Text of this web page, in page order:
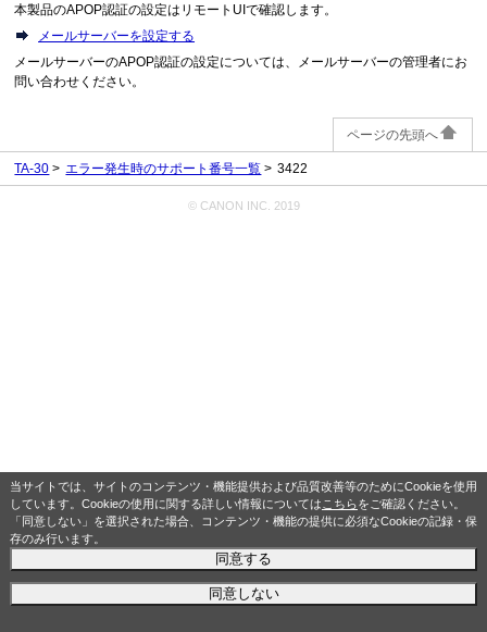
当サイトでは、サイトのコンテンツ・機能提供および品質改善等のためにCookieを使用
しています。Cookieの使用に関する詳しい情報については こちらをご確認ください。
「同意しない」を選択された場合、コンテンツ・機能の提供に必須なCookieの記録・保
存のみ行います。
同意する
同意しない
本製品のAPOP認証の設定はリモートUIで確認します。
メールサーバーを設定する
メールサーバーのAPOP認証の設定については、メールサーバーの管理者にお
問い合わせください。
ページの先頭へ
TA-30 エラー発生時のサポート番号一覧 3422
© CANON INC. 2019